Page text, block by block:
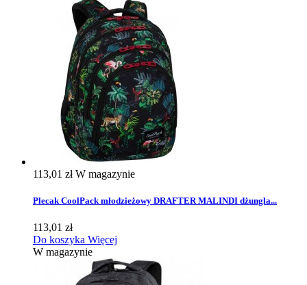
113,01 złW magazynie
Plecak CoolPack młodzieżowy DRAFTER MALINDI dżungla...
113,01 zł
Do koszyka Więcej
W magazynie